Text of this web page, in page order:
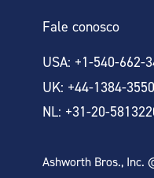
Fale conosco
USA: +1-540-662-
UK: +44-1384-
NL: +31-20-
Ashworth Bros., Inc.